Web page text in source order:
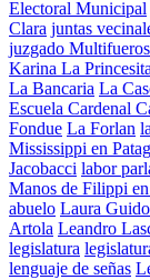
Electoral Municipal
Clara juntas
juzgado
Karina La
La Bancaria La
Escuela Cardenal
Fondue La Forlan
Mississippi en
Jacobacci labor
Manos de Filippi
abuelo Laura
Artola Leandro
legislatura
lenguaje de señas